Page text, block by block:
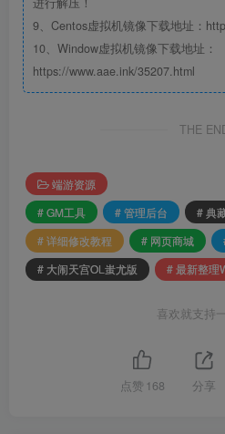
9、Centos虚拟机镜像下载地址：
10、Window虚拟机镜像下载地址：
https://www.aae.ink/35207.html
THE
端游资源
# GM工具
# 管理后台 # 典
# 详细修改教程
# 网页商城
# 大闹天宫OL蚩尤版
# 最新整理
喜欢就支持
点赞 168 分享